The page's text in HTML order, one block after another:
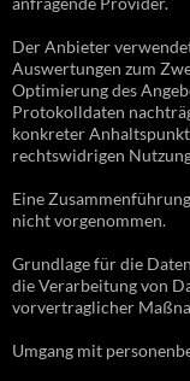
Der Anbieter
Auswertungen zum
Optimierung des
Protokolldaten
konkreter
rechtswidrigen
Eine
nicht vorgenommen.
Grundlage für die
die Verarbeitung von
vorvertraglicher
Umgang mit